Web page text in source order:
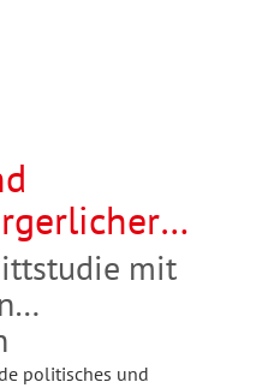
mit
politisches und